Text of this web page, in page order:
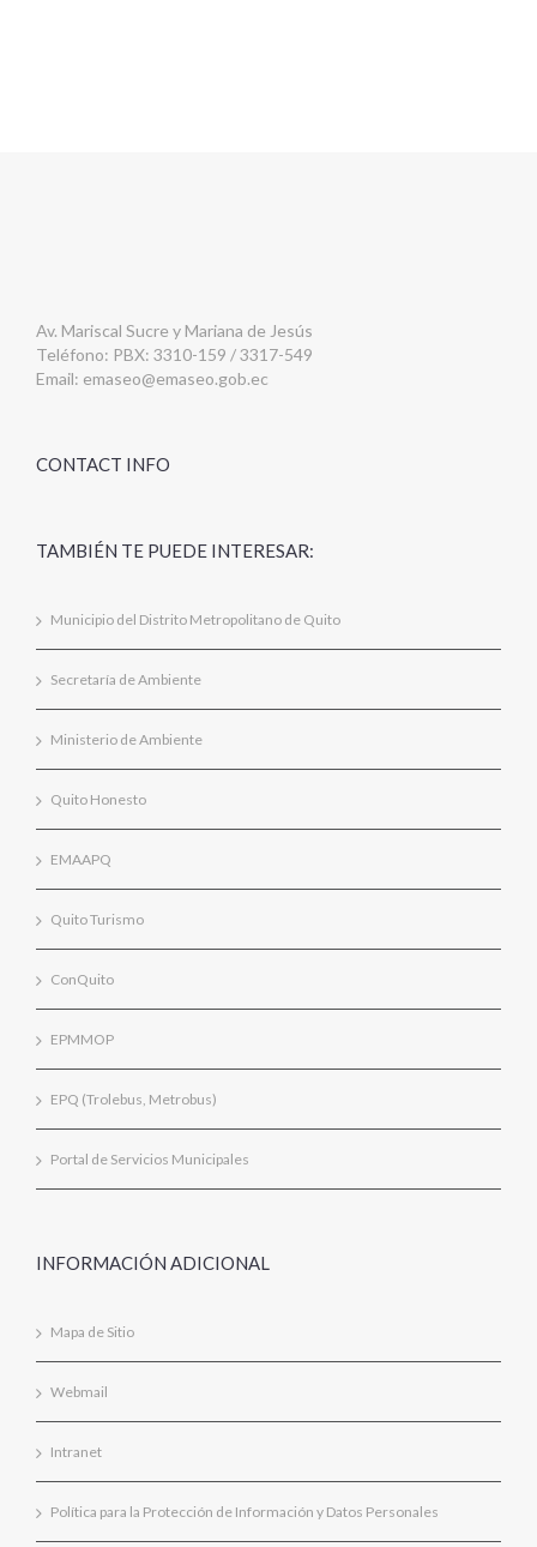
Av. Mariscal Sucre y Mariana de Jesús
Teléfono: PBX: 3310-159 / 3317-549
Email: emaseo@emaseo.gob.ec
CONTACT INFO
TAMBIÉN TE PUEDE INTERESAR:
Municipio del Distrito Metropolitano de Quito
Secretaría de Ambiente
Ministerio de Ambiente
Quito Honesto
EMAAPQ
Quito Turismo
ConQuito
EPMMOP
EPQ (Trolebus, Metrobus)
Portal de Servicios Municipales
INFORMACIÓN ADICIONAL
Mapa de Sitio
Webmail
Intranet
Política para la Protección de Información y Datos Personales